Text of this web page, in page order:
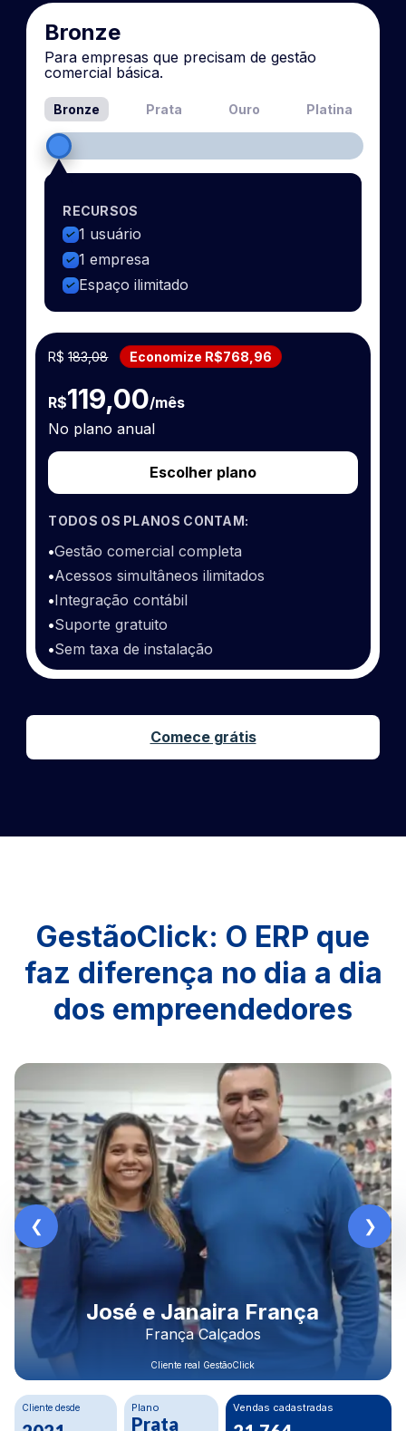
Bronze
Para empresas que precisam de gestão
comercial básica.
Bronze Prata Ouro Platina
RECURSOS
1 usuário
1 empresa
Espaço ilimitado
R$183,08 Economize R$768,96
R$119,00/mês
No plano anual
Escolher plano
TODOS OS PLANOS CONTAM:
•Gestão comercial completa
•Acessos simultâneos ilimitados
•Integração contábil
•Suporte gratuito
•Sem taxa de instalação
Comece grátis
GestãoClick: O ERP que
faz diferença no dia a dia
dos empreendedores
Rodrigo Morais
Construbeto Materiais LTDA
Cliente real GestãoClick
Cliente desde Plano
Ouro
Crescimento Financeiro